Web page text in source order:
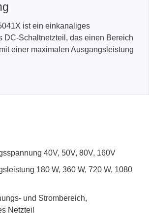
ist ein einkanaliges
DC-Schaltnetzteil, das einen Bereich
einer maximalen Ausgangsleistung
40V, 50V, 80V, 160V
180 W, 360 W, 720 W, 1080
und Strombereich,
Netzteil